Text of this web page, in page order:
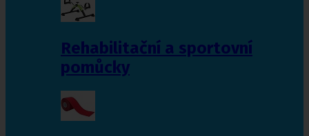
Rehabilitační a sportovní
pomůcky